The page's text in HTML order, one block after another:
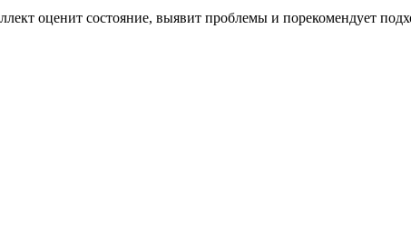
оценит состояние, выявит проблемы и порекомендует